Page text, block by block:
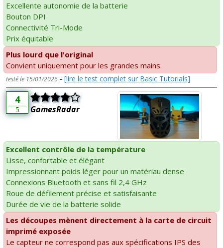
Excellente autonomie de la batterie
Bouton DPI
Connectivité Tri-Mode
Prix équitable
Plus lourd que l'original
Convient uniquement pour les grandes mains.
testé le 15/01/2026 - [lire le test complet sur Basic Tutorials]
4
5 GamesRadar
Excellent contrôle de la température
Lisse, confortable et élégant
Impressionnant poids léger pour un matériau dense
Connexions Bluetooth et sans fil 2,4 GHz
Roue de défilement précise et satisfaisante
Durée de vie de la batterie solide
Les découpes mènent directement à la carte de circuit
imprimé exposée
Le capteur ne correspond pas aux spécifications IPS des